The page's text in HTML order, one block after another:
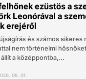
ezüstös a
Leonórával a
erejéről
és számos sikeres
nem történelmi
a középpontba,...
08. 01.